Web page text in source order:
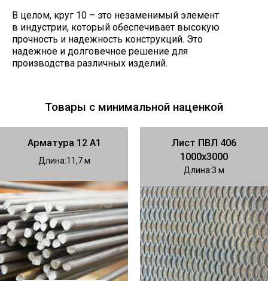
В целом, круг 10 – это незаменимый элемент
в индустрии, который обеспечивает высокую
прочность и надежность конструкций. Это
надежное и долговечное решение для
производства различных изделий.
Товары с минимальной наценкой
Арматура 12 А1
Длина 11,7
Лист ПВЛ 406
1000х3000
Длина 3